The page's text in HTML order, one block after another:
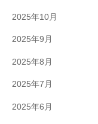
2025年10月
2025年9月
2025年8月
2025年7月
2025年6月